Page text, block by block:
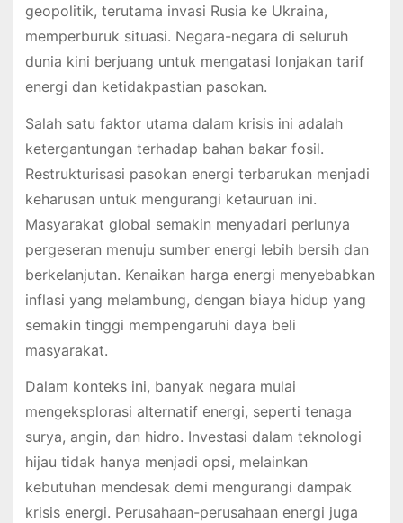
geopolitik, terutama invasi Rusia ke Ukraina,
memperburuk situasi. Negara-negara di seluruh
dunia kini berjuang untuk mengatasi lonjakan tarif
energi dan ketidakpastian pasokan.
Salah satu faktor utama dalam krisis ini adalah
ketergantungan terhadap bahan bakar fosil.
Restrukturisasi pasokan energi terbarukan menjadi
keharusan untuk mengurangi ketauruan ini.
Masyarakat global semakin menyadari perlunya
pergeseran menuju sumber energi lebih bersih dan
berkelanjutan. Kenaikan harga energi menyebabkan
inflasi yang melambung, dengan biaya hidup yang
semakin tinggi mempengaruhi daya beli
masyarakat.
Dalam konteks ini, banyak negara mulai
mengeksplorasi alternatif energi, seperti tenaga
surya, angin, dan hidro. Investasi dalam teknologi
hijau tidak hanya menjadi opsi, melainkan
kebutuhan mendesak demi mengurangi dampak
krisis energi. Perusahaan-perusahaan energi juga